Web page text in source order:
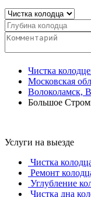
Чистка
Московская
Волоколамск,
Большое
Услуги на выезде
Чистка
Ремонт
Углубление
Чистка дна